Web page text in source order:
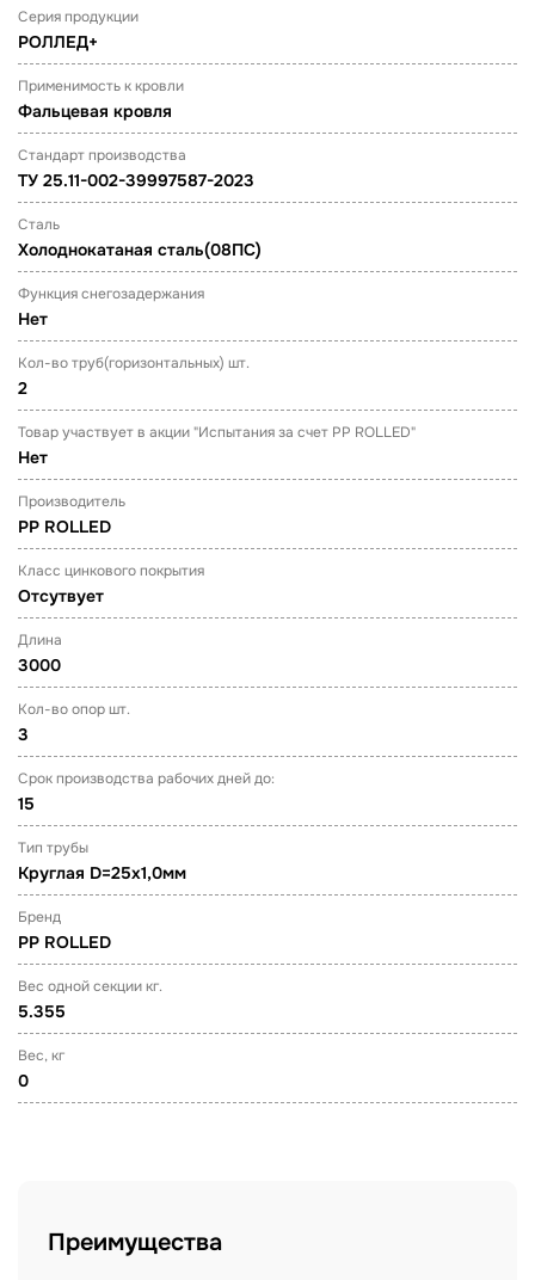
Серия продукции
РОЛЛЕД+
Применимость к кровли
Фальцевая кровля
Стандарт производства
ТУ 25.11-002-39997587-2023
Сталь
Холоднокатаная сталь(08ПС)
Функция снегозадержания
Нет
Кол-во труб(горизонтальных) шт.
2
Товар участвует в акции "Испытания за счет PP ROLLED"
Нет
Производитель
PP ROLLED
Класс цинкового покрытия
Отсутвует
Длина
3000
Кол-во опор шт.
3
Срок производства рабочих дней до:
15
Тип трубы
Круглая D=25х1,0мм
Бренд
PP ROLLED
Вес одной секции кг.
5.355
Вес, кг
0
Преимущества